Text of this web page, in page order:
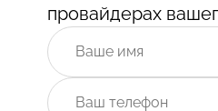
провайдерах